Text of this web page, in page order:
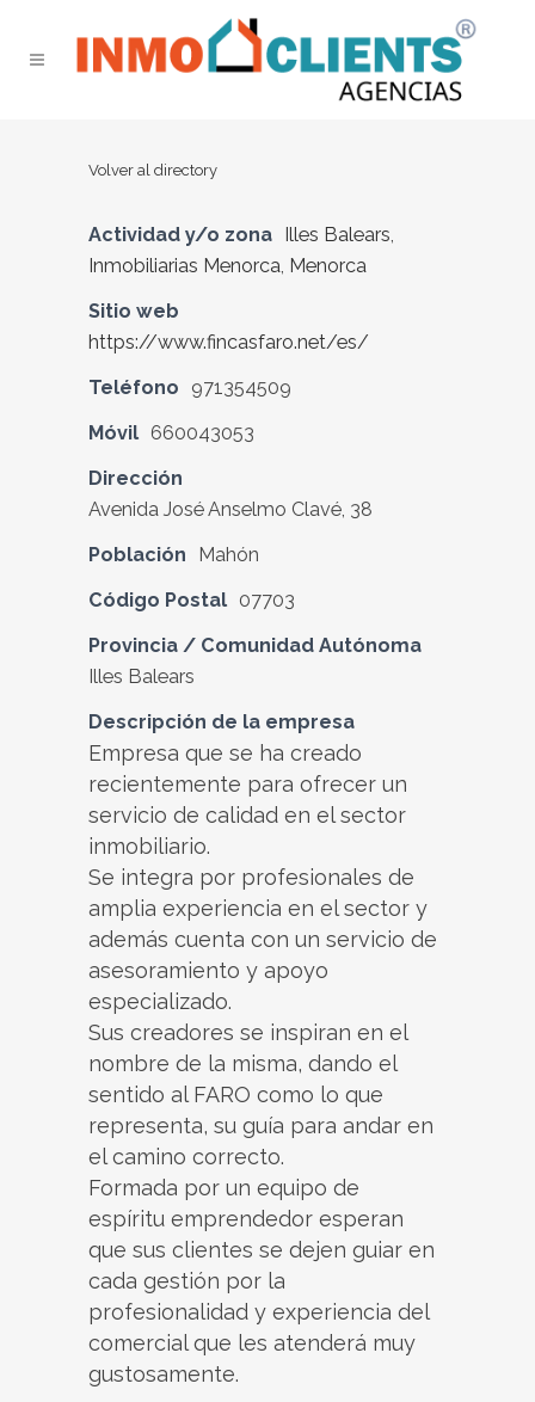
Volver al directory
Actividad y/o zona Illes Balears,
Inmobiliarias Menorca, Menorca
Sitio web
https://www.fincasfaro.net/es/
Teléfono
971354509
Móvil 660043053
Dirección
Avenida José Anselmo Clavé, 38
Población
Mahón
Código Postal 07703
Provincia / Comunidad Autónoma
Illes Balears
Descripción de la empresa
Empresa que se ha creado
recientemente para ofrecer un
servicio de calidad en el sector
inmobiliario.
Se integra por profesionales de
amplia experiencia en el sector y
además cuenta con un servicio de
asesoramiento y apoyo
especializado.
Sus creadores se inspiran en el
nombre de la misma, dando el
sentido al FARO como lo que
representa, su guía para andar en
el camino correcto.
Formada por un equipo de
espíritu emprendedor esperan
que sus clientes se dejen guiar en
cada gestión por la
profesionalidad y experiencia del
comercial que les atenderá muy
gustosamente.